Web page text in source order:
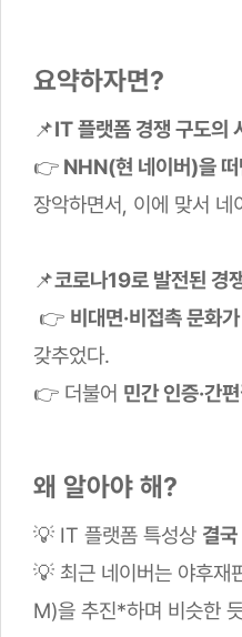
요약하자면?
📌IT 플랫폼 경쟁 구도의
👉 NHN(현 네이버)을 떠
장악하면서, 이에 맞서 네
📌코로나19로 발전된 경
👉 비대면·비접촉 문화
갖추었다.
👉 더불어 민간 인증·간
왜 알아야 해?
💡 IT 플랫폼 특성상 결
💡 최근 네이버는 야후재
M)을 추진*하며 비슷한